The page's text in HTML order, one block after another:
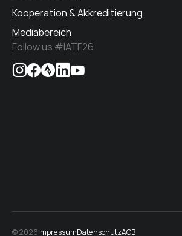
Kooperation & Akkreditierung
Mediabereich
Follow us #IATF26
© 2026ImpressumDatenschutzAGB